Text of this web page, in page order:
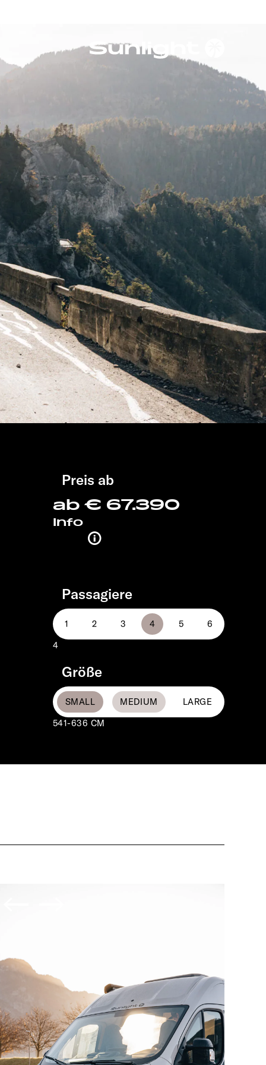
Preis ab
ab € 67.390
Info
Passagiere
4
Größe
541-636 CM